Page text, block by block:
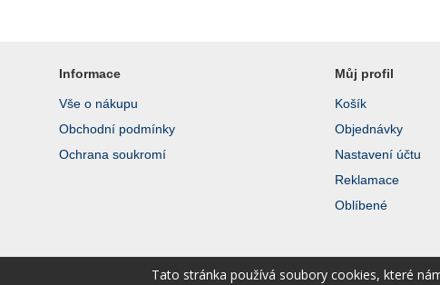
Informace
Vše o nákupu
Obchodní podmínky
Ochrana soukromí
Můj profil
Košík
Objednávky
Nastavení účtu
Reklamace
Oblíbené
Tato stránka používá soubory cookies, které